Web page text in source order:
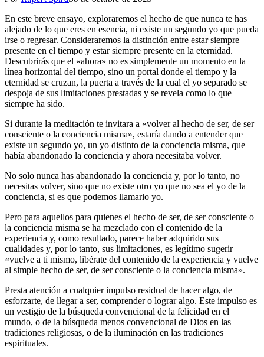
En este breve ensayo, exploraremos el hecho de que nunca te has
alejado de lo que eres en esencia, ni existe un segundo yo que pueda
irse o regresar. Consideraremos la distinción entre estar siempre
presente en el tiempo y estar siempre presente en la eternidad.
Descubrirás que el «ahora» no es simplemente un momento en la
línea horizontal del tiempo, sino un portal donde el tiempo y la
eternidad se cruzan, la puerta a través de la cual el yo separado se
despoja de sus limitaciones prestadas y se revela como lo que
siempre ha sido.
Si durante la meditación te invitara a «volver al hecho de ser, de ser
consciente o la conciencia misma», estaría dando a entender que
existe un segundo yo, un yo distinto de la conciencia misma, que
había abandonado la conciencia y ahora necesitaba volver.
No solo nunca has abandonado la conciencia y, por lo tanto, no
necesitas volver, sino que no existe otro yo que no sea el yo de la
conciencia, si es que podemos llamarlo yo.
Pero para aquellos para quienes el hecho de ser, de ser consciente o
la conciencia misma se ha mezclado con el contenido de la
experiencia y, como resultado, parece haber adquirido sus
cualidades y, por lo tanto, sus limitaciones, es legítimo sugerir
«vuelve a ti mismo, libérate del contenido de la experiencia y vuelve
al simple hecho de ser, de ser consciente o la conciencia misma».
Presta atención a cualquier impulso residual de hacer algo, de
esforzarte, de llegar a ser, comprender o lograr algo. Este impulso es
un vestigio de la búsqueda convencional de la felicidad en el
mundo, o de la búsqueda menos convencional de Dios en las
tradiciones religiosas, o de la iluminación en las tradiciones
espirituales.